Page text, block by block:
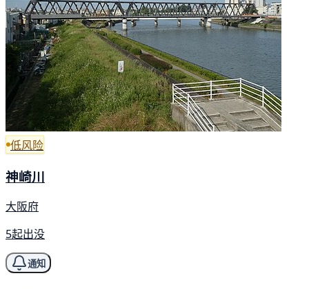
低风险
神崎川
大阪府
5起出没
通知